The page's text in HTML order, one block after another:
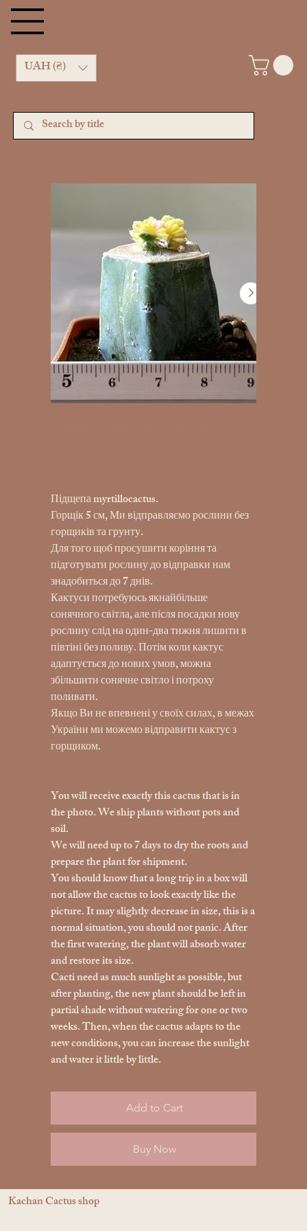
UAH (₴)
Підщепа myrtillocactus.
Горщік 5 см, Ми відправляємо рослини без
горщиків та грунту.
Для того щоб просушити коріння та
підготувати рослину до відправки нам
знадобиться до 7 днів.
Кактуси потребуюсь якнайбільше
сонячного світла, але після посадки нову
рослину слід на один-два тижня лишити в
півтіні без поливу. Потім коли кактус
адаптується до нових умов, можна
збільшити сонячне світло і потроху
поливати.
Якщо Ви не впевнені у своїх силах, в межах
України ми можемо відправити кактус з
горщиком.
You will receive exactly this cactus that is in
the photo. We ship plants without pots and
soil.
We will need up to 7 days to dry the roots and
prepare the plant for shipment.
You should know that a long trip in a box will
not allow the cactus to look exactly like the
picture. It may slightly decrease in size, this is a
normal situation, you should not panic. After
the first watering, the plant will absorb water
and restore its size.
Cacti need as much sunlight as possible, but
after planting, the new plant should be left in
partial shade without watering for one or two
weeks. Then, when the cactus adapts to the
new conditions, you can increase the sunlight
and water it little by little.
Add to Cart
Buy Now
Kachan Cactus shop